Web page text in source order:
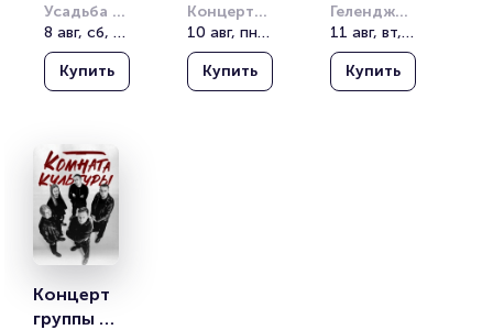
«Комнат
а
культуры
»
Усадьба
Скорняково-
Архангельское
8 авг, сб, 18:00
Купить
«Комнат
а
культуры
»
Концертный
зал
Фестивальный
10 авг, пн, 20:00
Купить
«Комнат
а
культуры
»
Геленджик
Арена
11 авг, вт, 20:00
Купить
Концерт
группы